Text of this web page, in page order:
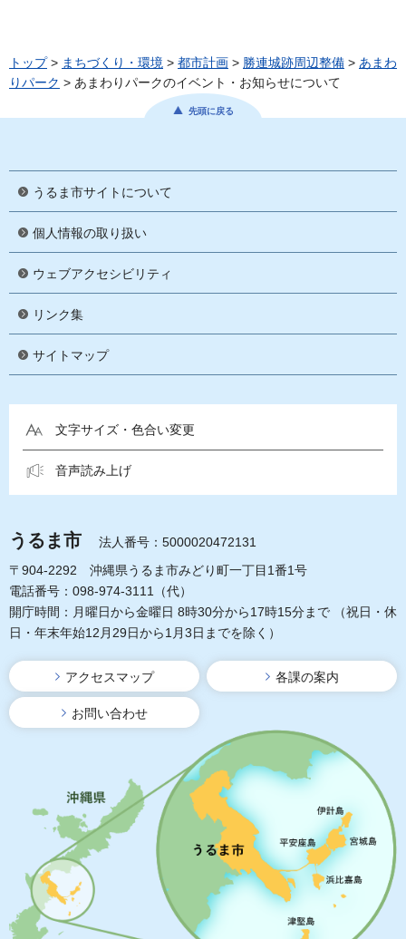
トップ> まちづくり・環境 > 都市計画 > 勝連城跡周辺整備 > あまわ
りパーク > あまわりパークのイベント・お知らせについて
先頭に戻る
うるま市サイトについて
個人情報の取り扱い
ウェブアクセシビリティ
リンク集
サイトマップ
文字サイズ・色合い変更
音声読み上げ
うるま市
法人番号：5000020472131
〒904-2292 沖縄県うるま市みどり町一丁目1番1号
電話番号：098-974-3111（代）
開庁時間：月曜日から金曜日 8時30分から17時15分まで
（祝日・休
日・年末年始12月29日から1月3日までを除く）
アクセスマップ 各課の案内
お問い合わせ